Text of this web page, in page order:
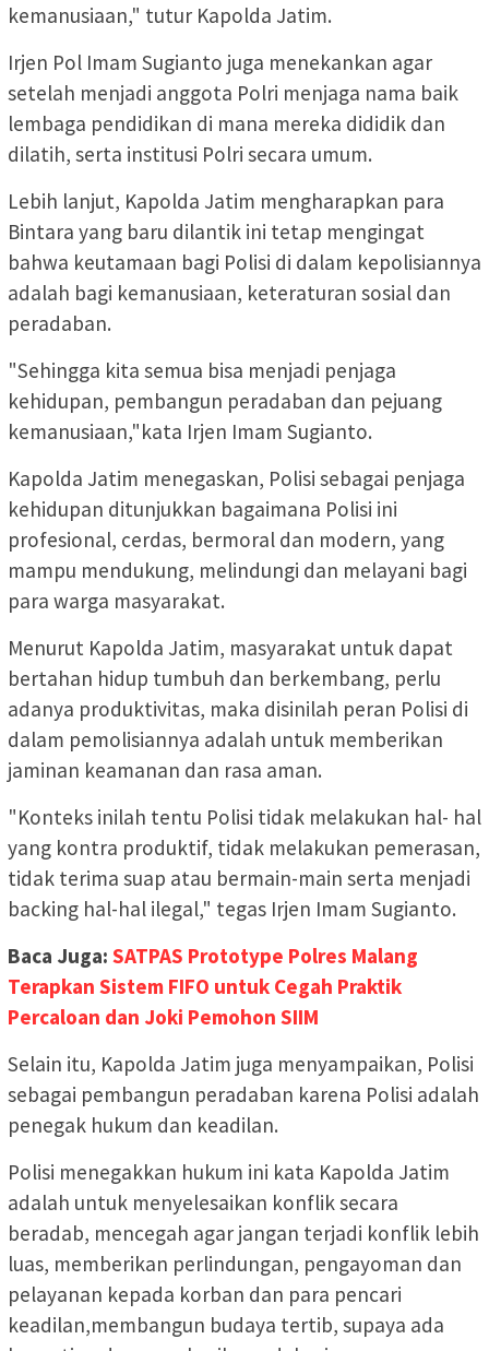
kemanusiaan," tutur Kapolda Jatim.
Irjen Pol Imam Sugianto juga menekankan agar
setelah menjadi anggota Polri menjaga nama baik
lembaga pendidikan di mana mereka dididik dan
dilatih, serta institusi Polri secara umum.
Lebih lanjut, Kapolda Jatim mengharapkan para
Bintara yang baru dilantik ini tetap mengingat
bahwa keutamaan bagi Polisi di dalam kepolisiannya
adalah bagi kemanusiaan, keteraturan sosial dan
peradaban.
"Sehingga kita semua bisa menjadi penjaga
kehidupan, pembangun peradaban dan pejuang
kemanusiaan,"kata Irjen Imam Sugianto.
Kapolda Jatim menegaskan, Polisi sebagai penjaga
kehidupan ditunjukkan bagaimana Polisi ini
profesional, cerdas, bermoral dan modern, yang
mampu mendukung, melindungi dan melayani bagi
para warga masyarakat.
Menurut Kapolda Jatim, masyarakat untuk dapat
bertahan hidup tumbuh dan berkembang, perlu
adanya produktivitas, maka disinilah peran Polisi di
dalam pemolisiannya adalah untuk memberikan
jaminan keamanan dan rasa aman.
"Konteks inilah tentu Polisi tidak melakukan hal- hal
yang kontra produktif, tidak melakukan pemerasan,
tidak terima suap atau bermain-main serta menjadi
backing hal-hal ilegal," tegas Irjen Imam Sugianto.
Baca Juga: SATPAS Prototype Polres Malang
Terapkan Sistem FIFO untuk Cegah Praktik
Percaloan dan Joki Pemohon SIIM
Selain itu, Kapolda Jatim juga menyampaikan, Polisi
sebagai pembangun peradaban karena Polisi adalah
penegak hukum dan keadilan.
Polisi menegakkan hukum ini kata Kapolda Jatim
adalah untuk menyelesaikan konflik secara
beradab, mencegah agar jangan terjadi konflik lebih
luas, memberikan perlindungan, pengayoman dan
pelayanan kepada korban dan para pencari
keadilan,membangun budaya tertib, supaya ada